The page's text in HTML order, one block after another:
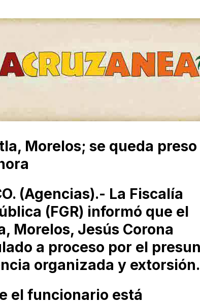
Morelos; se queda preso
(Agencias).- La Fiscalía
(FGR) informó que el
Morelos, Jesús Corona
a proceso por el
organizada y extorsión.
el funcionario está